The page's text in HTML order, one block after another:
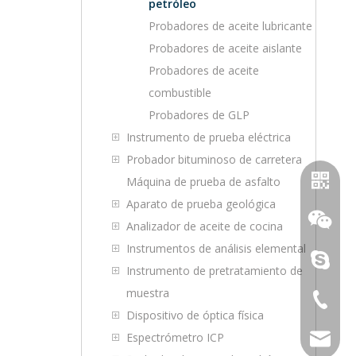
petróleo
Probadores de aceite lubricante
Probadores de aceite aislante
Probadores de aceite
combustible
Probadores de GLP
Instrumento de prueba eléctrica
Probador bituminoso de carretera
Máquina de prueba de asfalto
Aparato de prueba geológica
Analizador de aceite de cocina
Instrumentos de análisis elemental
Instrumento de pretratamiento de
muestra
Dispositivo de óptica física
Espectrómetro ICP
+86-